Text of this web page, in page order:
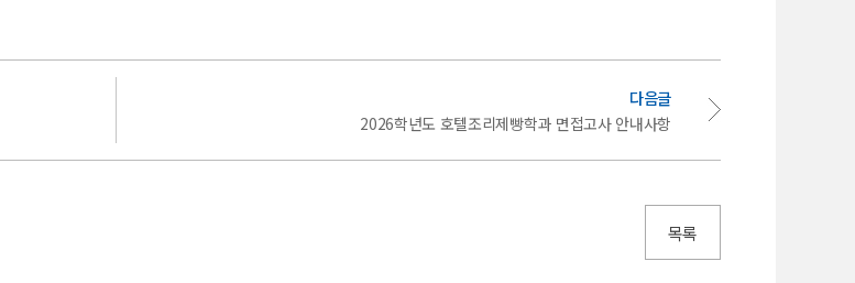
다음글
2026학년도 호텔조리제빵학과 면접고사 안내사항
목록